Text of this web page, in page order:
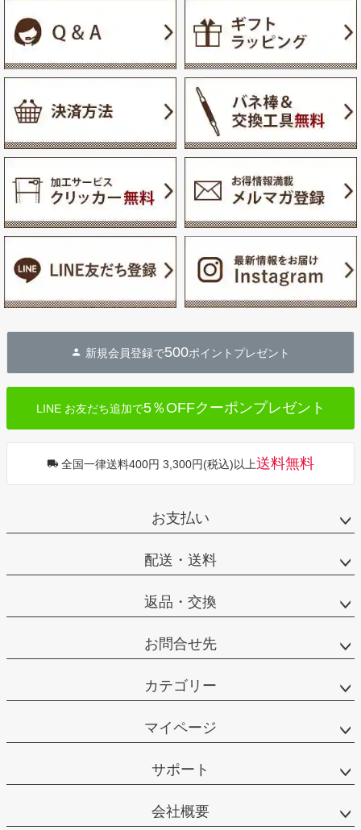
新規会員登録で500ポイントプレゼント
LINE お友だち追加で5％OFFクーポンプレゼント
全国一律送料400円 3,300円(税込)以上送料無料
お支払い
配送・送料
返品・交換
お問合せ先
カテゴリー
マイページ
サポート
会社概要